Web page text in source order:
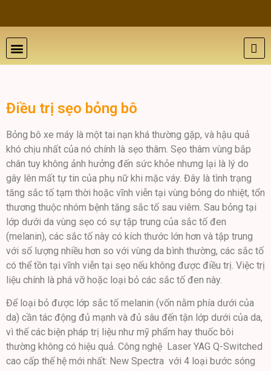
Điều trị sẹo bỏng bô
Bỏng bô xe máy là một tai nạn khá thường gặp, và hậu quả
khó chịu nhất của nó chính là sẹo thâm. Sẹo thâm vùng bắp
chân tuy không ảnh hưởng đến sức khỏe nhưng lại là lý do
gây lên mất tự tin của phụ nữ khi mặc váy. Đây là tình trạng
tăng sắc tố tạm thời hoặc vĩnh viễn tại vùng bỏng do nhiệt, tổn
thương thuộc nhóm bệnh tăng sắc tố sau viêm. Sau bỏng tại
lớp dưới da vùng sẹo có sự tập trung của sắc tố đen
(melanin), các sắc tố này có kích thước lớn hơn và tập trung
với số lượng nhiều hơn so với vùng da bình thường, các sắc tố
có thể tồn tại vĩnh viễn tại sẹo nếu không được điều trị. Việc trị
liệu chính là phá vỡ hoặc loại bỏ các sắc tố đen này.
Để loại bỏ được lớp sắc tố melanin (vốn nằm phía dưới của
da) cần tác động đủ mạnh và đủ sâu đến tận lớp dưới của da,
vì thế các biện pháp trị liệu như mỹ phẩm hay thuốc bôi
thường không có hiệu quả. Công nghệ Laser YAG Q-Switched
cao cấp thế hệ mới nhất: New Spectra với 4 loại bước sóng